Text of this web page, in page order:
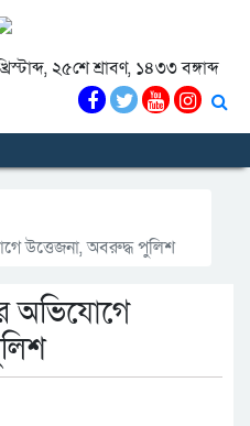
২৫শে শ্রাবণ, ১৪৩৩ বঙ্গাব্দ
উত্তেজনা, অবরুদ্ধ পুলিশ
অভিযোগে